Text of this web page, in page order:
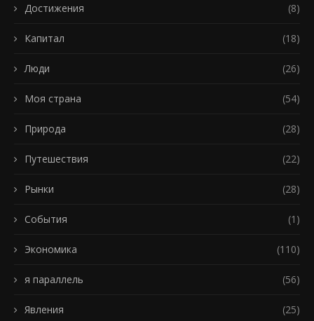
Достижения (8)
Капитал (18)
Люди (26)
Моя страна (54)
Природа (28)
Путешествия (22)
Рынки (28)
События (1)
Экономика (110)
я параллель (56)
Явления (25)